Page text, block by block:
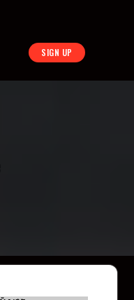
SIGN UP